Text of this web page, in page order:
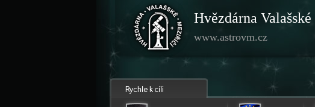
Hvězdárna
www.astrovm.cz